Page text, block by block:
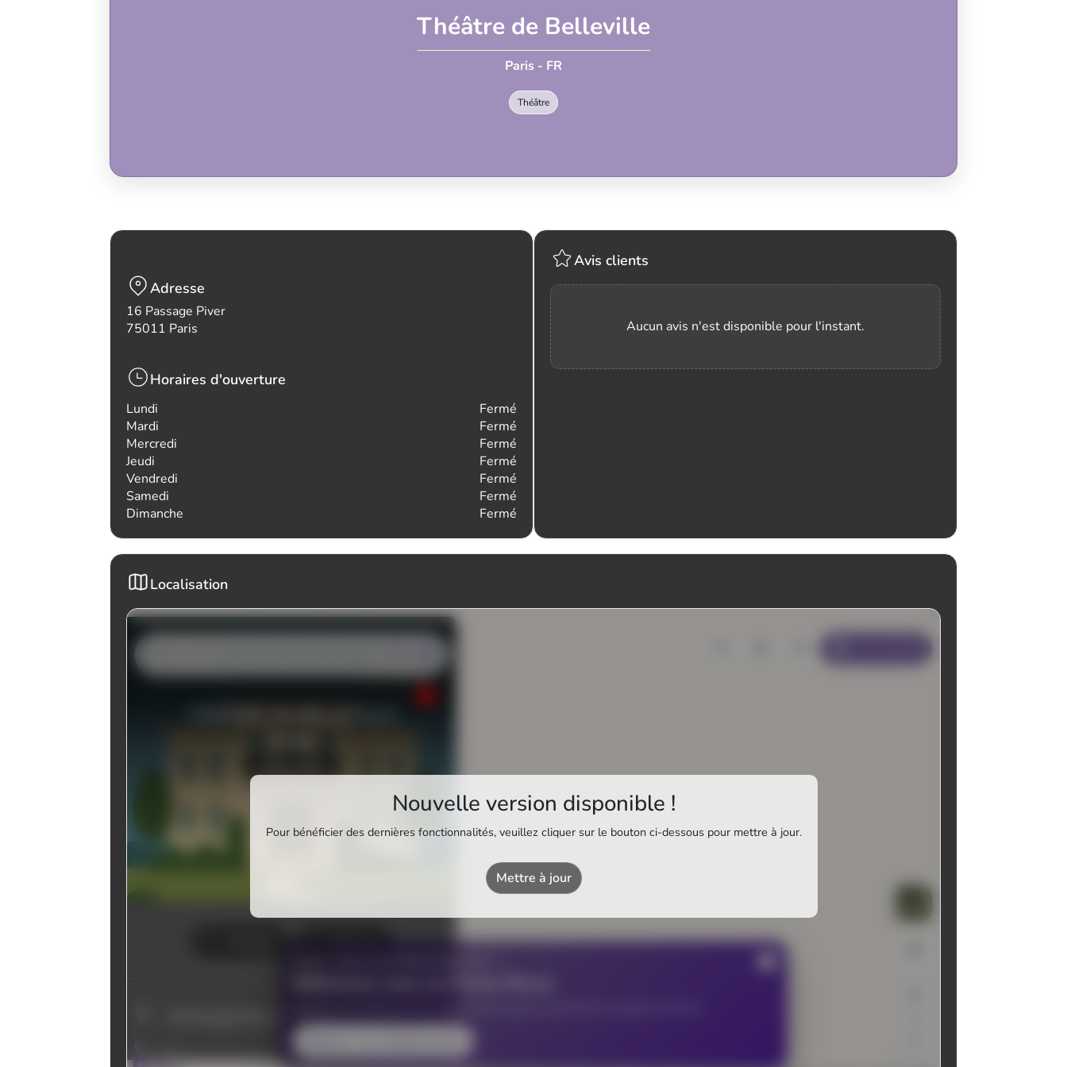
Théâtre de Belleville
Paris - FR
Théâtre
Adresse
16 Passage Piver
75011 Paris
Horaires d'ouverture
Lundi
Fermé
Mardi
Fermé
Mercredi
Fermé
Jeudi
Fermé
Vendredi
Fermé
Samedi
Fermé
Dimanche
Fermé
Avis clients
Aucun avis n'est disponible pour l'instant.
Localisation